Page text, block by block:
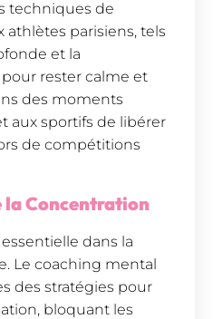
techniques de
athlètes parisiens, tels
et la
rester calme et
des moments
aux sportifs de libérer
de compétitions
la Concentration
dans la
Le coaching mental
des stratégies pour
bloquant les